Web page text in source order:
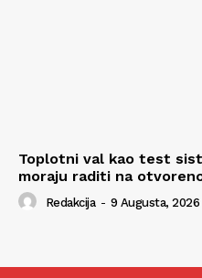
Toplotni val kao test
moraju raditi na
Redakcija - 9 Augusta, 2026